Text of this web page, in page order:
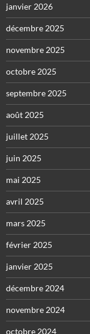
janvier 2026
décembre 2025
novembre 2025
octobre 2025
septembre 2025
août 2025
juillet 2025
juin 2025
mai 2025
avril 2025
mars 2025
février 2025
janvier 2025
décembre 2024
novembre 2024
octobre 2024